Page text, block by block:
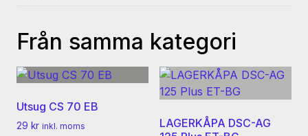
Från samma kategori
Utsug CS 70 EB
29 kr inkl. moms
LAGERKÅPA DSC-AG